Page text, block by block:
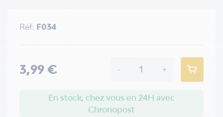
Réf: F034
3,99 € - +
En stock, chez vous en 24H avec
Chronopost